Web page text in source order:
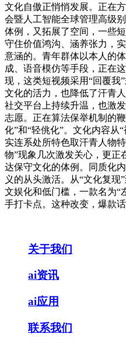
文化自傲正悄悄发展。正在
会暨人工智能全球管理高级
体例，又拓展了空间，一些
守住价值鸿沟、涵养张力，
意涵的。青年群体以本人的
成、语音模仿等手段，正在
现，这类短视频采用“回覆我
文化的活力，也降低了汗青
社交平台上持续升温，也激
志愿。正在算法保举机制的
化”和“轻佻化”。文化内容从
实连系处所特色取汗青人物
物”现象几次激发关心，更正
达保守文化的体例。同质化
义的从头激活。从“文化复现
文娱化和低门槛，一款名为“
手打卡点。这种改变，爆款话
关于我们
ai资讯
ai应用
联系我们